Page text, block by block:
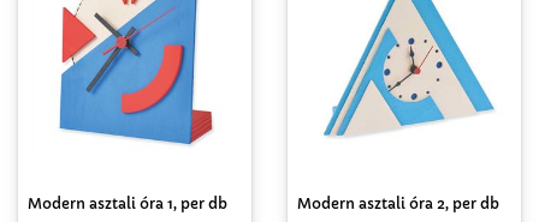
Modern asztali óra 1, per db Modern asztali óra 2, per db